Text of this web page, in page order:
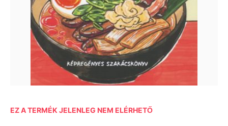
EZ A TERMÉK JELENLEG NEM ELÉRHETŐ